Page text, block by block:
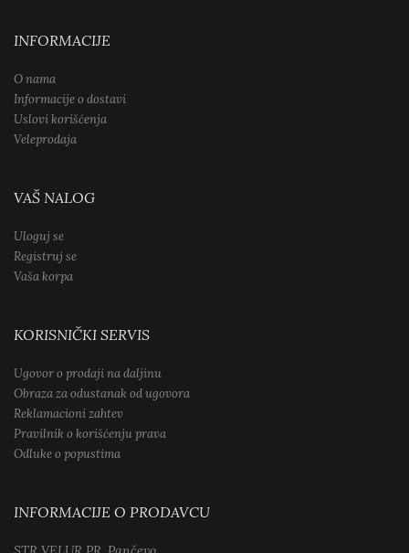
INFORMACIJE
O nama
Informacije o dostavi
Uslovi korišćenja
Veleprodaja
VAŠ NALOG
Uloguj se
Registruj se
Vaša korpa
KORISNIČKI SERVIS
Ugovor o prodaji na daljinu
Obraza za odustanak od ugovora
Reklamacioni zahtev
Pravilnik o korišćenju prava
Odluke o popustima
INFORMACIJE O PRODAVCU